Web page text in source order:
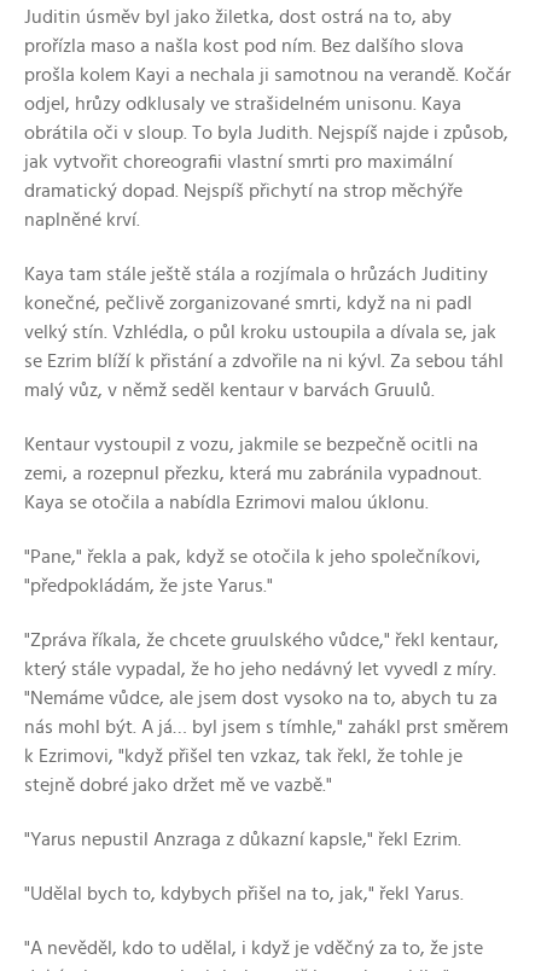
Juditin úsměv byl jako žiletka, dost ostrá na to, aby
prořízla maso a našla kost pod ním. Bez dalšího slova
prošla kolem Kayi a nechala ji samotnou na verandě. Kočár
odjel, hrůzy odklusaly ve strašidelném unisonu. Kaya
obrátila oči v sloup. To byla Judith. Nejspíš najde i způsob,
jak vytvořit choreografii vlastní smrti pro maximální
dramatický dopad. Nejspíš přichytí na strop měchýře
naplněné krví.
Kaya tam stále ještě stála a rozjímala o hrůzách Juditiny
konečné, pečlivě zorganizované smrti, když na ni padl
velký stín. Vzhlédla, o půl kroku ustoupila a dívala se, jak
se Ezrim blíží k přistání a zdvořile na ni kývl. Za sebou táhl
malý vůz, v němž seděl kentaur v barvách Gruulů.
Kentaur vystoupil z vozu, jakmile se bezpečně ocitli na
zemi, a rozepnul přezku, která mu zabránila vypadnout.
Kaya se otočila a nabídla Ezrimovi malou úklonu.
"Pane," řekla a pak, když se otočila k jeho společníkovi,
"předpokládám, že jste Yarus."
"Zpráva říkala, že chcete gruulského vůdce," řekl kentaur,
který stále vypadal, že ho jeho nedávný let vyvedl z míry.
"Nemáme vůdce, ale jsem dost vysoko na to, abych tu za
nás mohl být. A já… byl jsem s tímhle," zahákl prst směrem
k Ezrimovi, "když přišel ten vzkaz, tak řekl, že tohle je
stejně dobré jako držet mě ve vazbě."
"Yarus nepustil Anzraga z důkazní kapsle," řekl Ezrim.
"Udělal bych to, kdybych přišel na to, jak," řekl Yarus.
"A nevěděl, kdo to udělal, i když je vděčný za to, že jste